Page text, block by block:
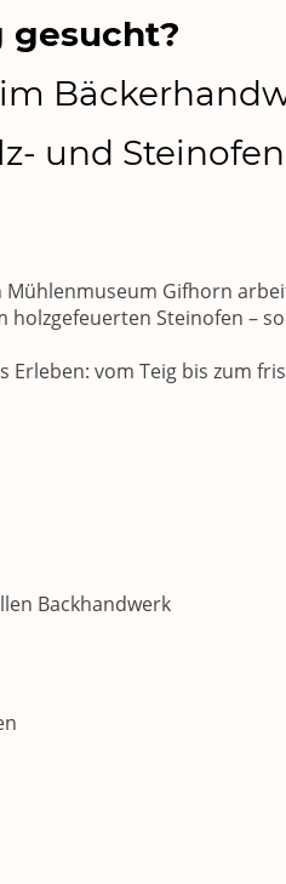
gesucht?
und
Gifhorn
Steinofen –
vom Teig bis zum
Backhandwerk